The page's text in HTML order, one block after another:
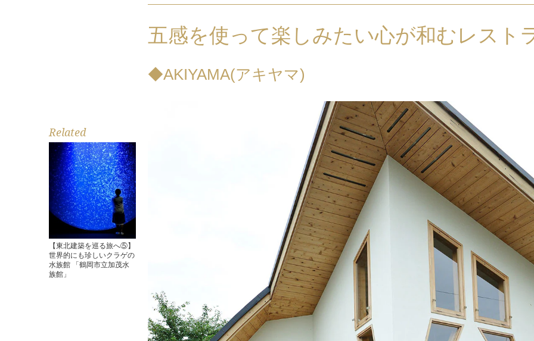
Related
【東北建築を巡る旅へ⑤】
世界的にも珍しいクラゲの
水族館 「鶴岡市立加茂水
族館」
五感を使って楽しみたい心が和むレスト
◆AKIYAMA(アキヤマ)